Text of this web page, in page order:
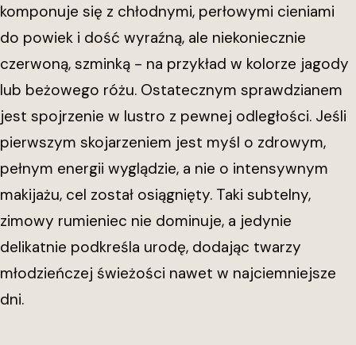
komponuje się z chłodnymi, perłowymi cieniami
do powiek i dość wyraźną, ale niekoniecznie
czerwoną, szminką - na przykład w kolorze jagody
lub beżowego różu. Ostatecznym sprawdzianem
jest spojrzenie w lustro z pewnej odległości. Jeśli
pierwszym skojarzeniem jest myśl o zdrowym,
pełnym energii wyglądzie, a nie o intensywnym
makijażu, cel został osiągnięty. Taki subtelny,
zimowy rumieniec nie dominuje, a jedynie
delikatnie podkreśla urodę, dodając twarzy
młodzieńczej świeżości nawet w najciemniejsze
dni.